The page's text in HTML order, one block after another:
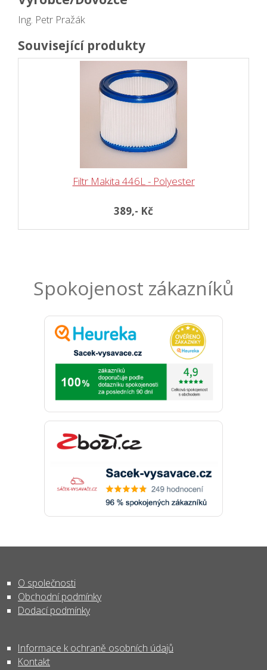
Ing. Petr Pražák
Související produkty
Filtr Makita 446L - Polyester
389,- Kč
Spokojenost zákazníků
O společnosti
Obchodní podmínky
Dodací podmínky
Informace k ochraně osobních údajů
Kontakt